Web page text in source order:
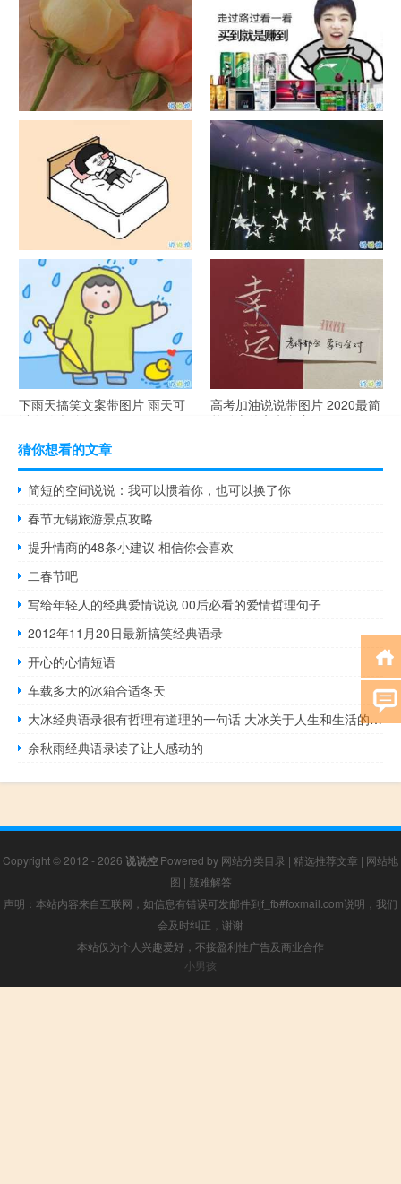
官宣恋爱的说说配图 官宣句子
抖音摆地摊文案 摆地摊的搞笑
说说带图片
谐音梗土味情话大全带图片 油
腻搞笑的土味情话
很酷的霸气句子带图片 最新霸
气说说高冷范
下雨天搞笑文案带图片 雨天可
以发的幽默句子
高考加油说说带图片 2020最简
单励志的高考文案
猜你想看的文章
简短的空间说说：我可以惯着你，也可以换了你
春节无锡旅游景点攻略
提升情商的48条小建议 相信你会喜欢
二春节吧
写给年轻人的经典爱情说说 00后必看的爱情哲理句子
2012年11月20日最新搞笑经典语录
开心的心情短语
车载多大的冰箱合适冬天
大冰经典语录很有哲理有道理的一句话 大冰关于人生和生活的哲理句子大全
余秋雨经典语录读了让人感动的
Copyright © 2012 - 2026 说说控 Powered by 网站分类目录 | 精选推荐文章 | 网站地
图 | 疑难解答
声明：本站内容来自互联网，如信息有错误可发邮件到f_fb#foxmail.com说明，我们
会及时纠正，谢谢
本站仅为个人兴趣爱好，不接盈利性广告及商业合作
小男孩